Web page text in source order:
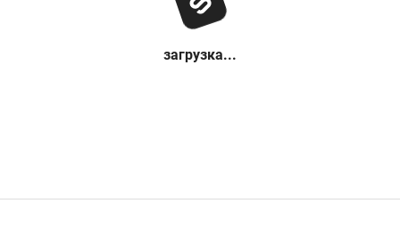
загрузка...